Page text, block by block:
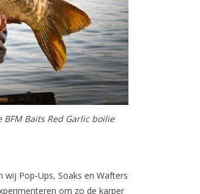
Baits Red Garlic boilie
Pop-Ups, Soaks en Wafters
om zo de karper